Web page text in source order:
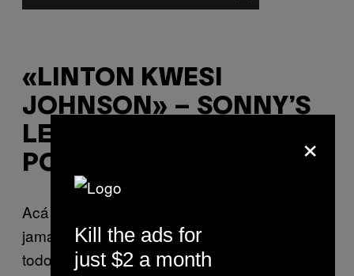
«LINTON KWESI
JOHNSON» – SONNY’S
LETTAH (ANTI-SUS
POEM)
Acá estamos hablando de un poeta
jamaiquino que recitaba sus escritos —casi
todos hablan sobre temas políticos— sobre
×
Kill the ads for
just $2 a month